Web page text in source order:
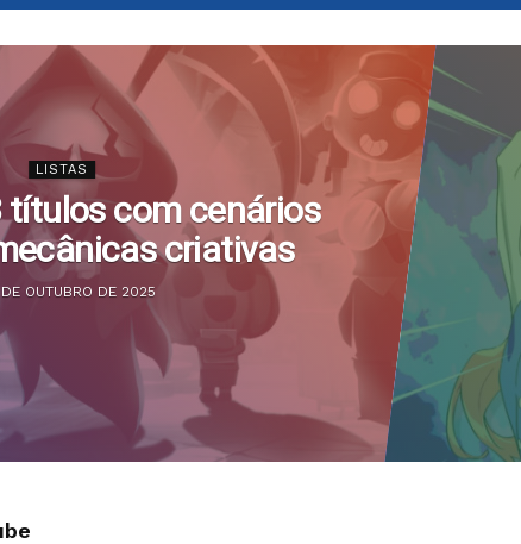
LISTAS
títulos com cenários
criativas
OUTUBRO DE 2025